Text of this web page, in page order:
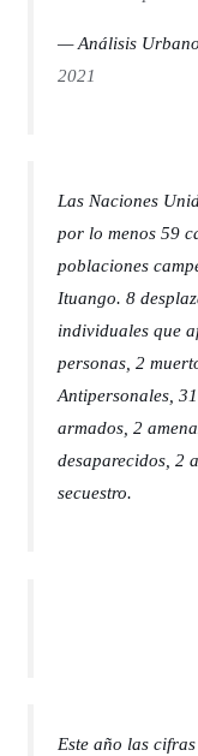
— Análisis
2021
Las Naciones
por lo menos 59
poblaciones
Ituango. 8
individuales que
personas, 2
Antipersonales,
armados, 2
desaparecidos, 2
secuestro.
Este año las